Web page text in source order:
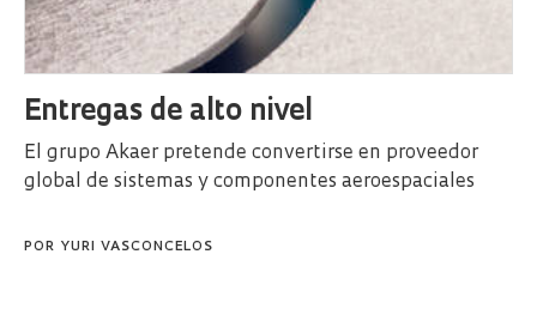
Entregas de alto nivel
El grupo Akaer pretende convertirse en proveedor
global de sistemas y componentes aeroespaciales
POR YURI VASCONCELOS